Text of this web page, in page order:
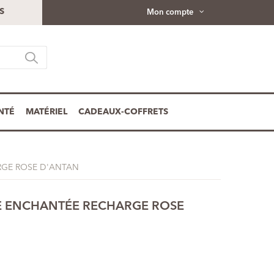
Mon compte
MATÉRIEL CADEAUX-COFFRETS
ROSE D'ANTAN
RECHARGE ROSE